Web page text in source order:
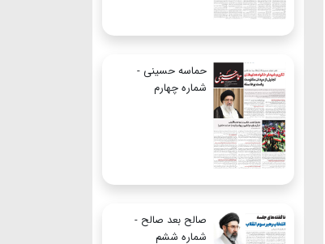
حماسه حسینی -
شماره چهارم
صالح بعد صالح -
شماره ششم